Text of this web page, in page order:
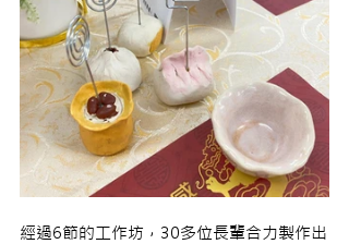
經過6節的工作坊，30多位長輩合力製作出